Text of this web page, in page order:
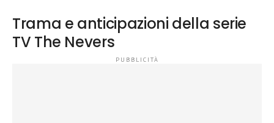
Trama e anticipazioni della serie
TV The Nevers